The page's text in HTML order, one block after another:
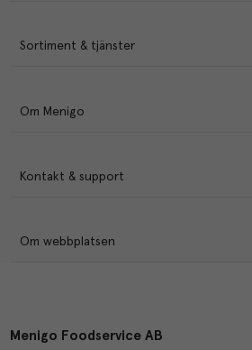
Sortiment & tjänster
Om Menigo
Kontakt & support
Om webbplatsen
Menigo Foodservice AB